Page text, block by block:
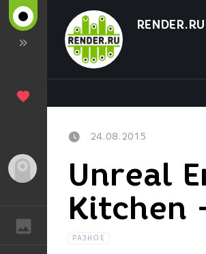
Гость
RENDER.RU
24.08.2015
Unreal
Kitchen
РАЗНОЕ